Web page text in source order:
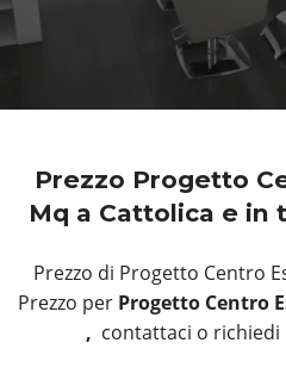
Prezzo Progetto
Mq a Cattolica e in
Prezzo di Progetto Centro
Prezzo per Progetto Centro
, contattaci o